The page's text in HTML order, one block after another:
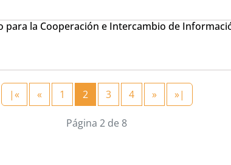
la Cooperación e Intercambio de
|« « 1 2 3 4 » »|
Página 2 de 8